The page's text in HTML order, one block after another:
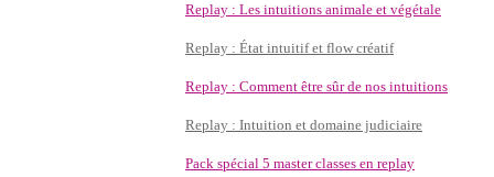
Replay : Les intuitions animale et végétale
Replay : État intuitif et flow créatif
Replay : Comment être sûr de nos intuitions
Replay : Intuition et domaine judiciaire
Pack spécial 5 master classes en replay